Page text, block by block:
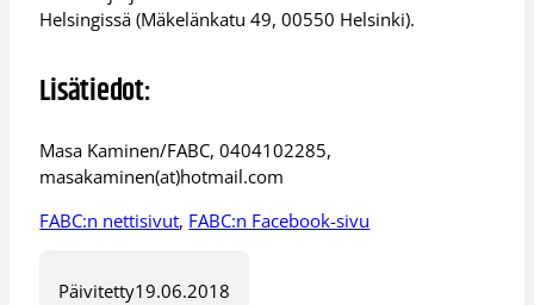
Helsingissä (Mäkelänkatu 49, 00550 Helsinki).
Lisätiedot:
Masa Kaminen/FABC, 0404102285,
masakaminen(at)hotmail.com
FABC:n nettisivut, FABC:n Facebook-sivu
Päivitetty19.06.2018